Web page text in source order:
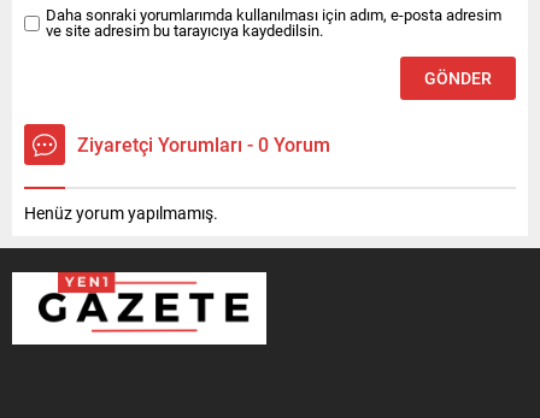
Daha sonraki yorumlarımda kullanılması için adım, e-posta adresim
ve site adresim bu tarayıcıya kaydedilsin.
Ziyaretçi Yorumları - 0 Yorum
Henüz yorum yapılmamış.